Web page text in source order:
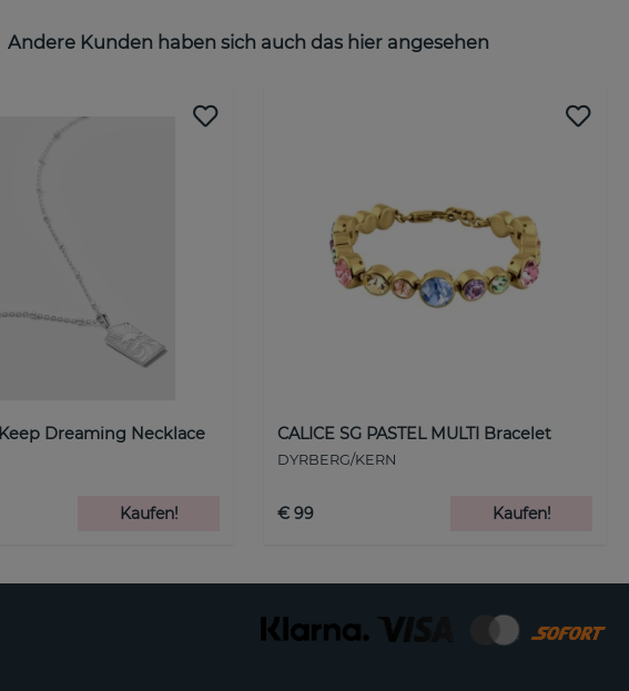
Andere Kunden haben sich auch das hier angesehen
Dreaming Necklace
Kaufen!
CALICE SG PASTEL MULTI Bracelet
DYRBERG/KERN
€ 99 Kaufen!